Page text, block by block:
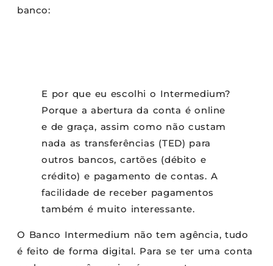
banco:
E por que eu escolhi o Intermedium?
Porque a abertura da conta é online
e de graça, assim como não custam
nada as transferências (TED) para
outros bancos, cartões (débito e
crédito) e pagamento de contas. A
facilidade de receber pagamentos
também é muito interessante.
O Banco Intermedium não tem agência, tudo
é feito de forma digital. Para se ter uma conta